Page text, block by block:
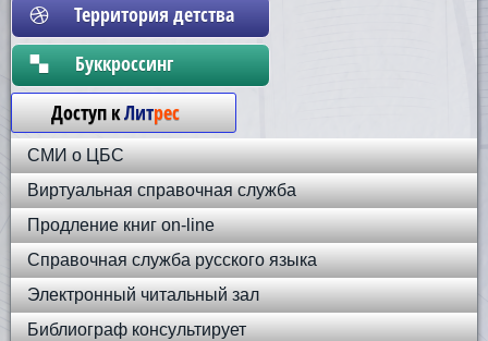
Территория детства
Бyккpoccинг
Доступ кЛитрес
СМИ о ЦБС
Виртуальная справочная служба
Продление книг on-line
Справочная служба русского языка
Электронный читальный зал
Библиограф консультирует